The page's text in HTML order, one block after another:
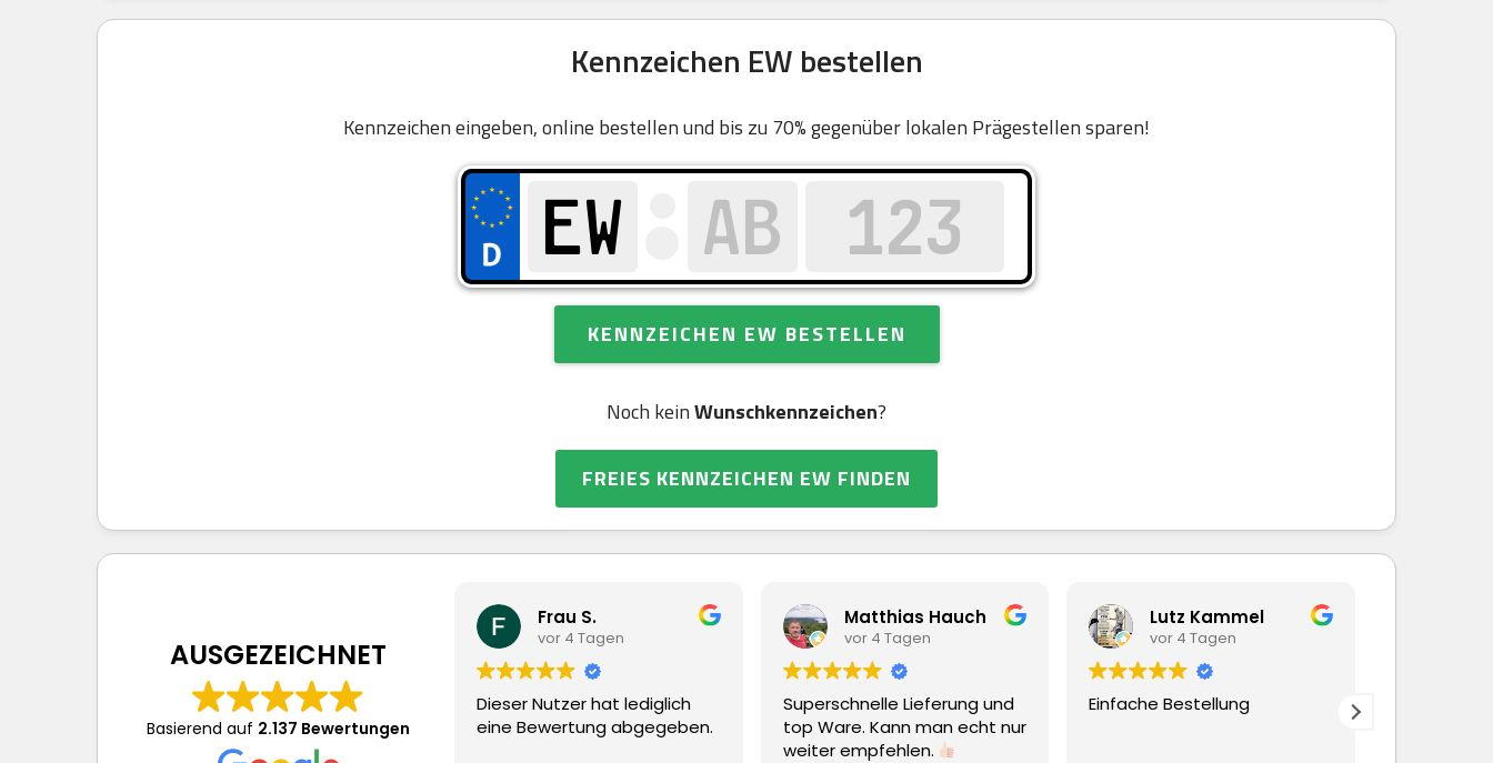
Kennzeichen EW bestellen
Kennzeichen eingeben, online bestellen und bis zu 70% gegenüber lokalen Prägestellen sparen!
KENNZEICHEN EW BESTELLEN
Noch keinWunschkennzeichen?
FREIES KENNZEICHEN EW FINDEN
AUSGEZEICHNET
Basierend auf 2.137 Bewertungen
Frau S.
vor 4 Tagen
Dieser Nutzer hat lediglich
eine Bewertung abgegeben.
Matthias Hauch
vor 4 Tagen
Superschnelle Lieferung und
top Ware. Kann man echt nur
weiter empfehlen.
Lutz Kammel
vor 4 Tagen
Einfache Bestellung
Ging alles schnell und
reibungslos